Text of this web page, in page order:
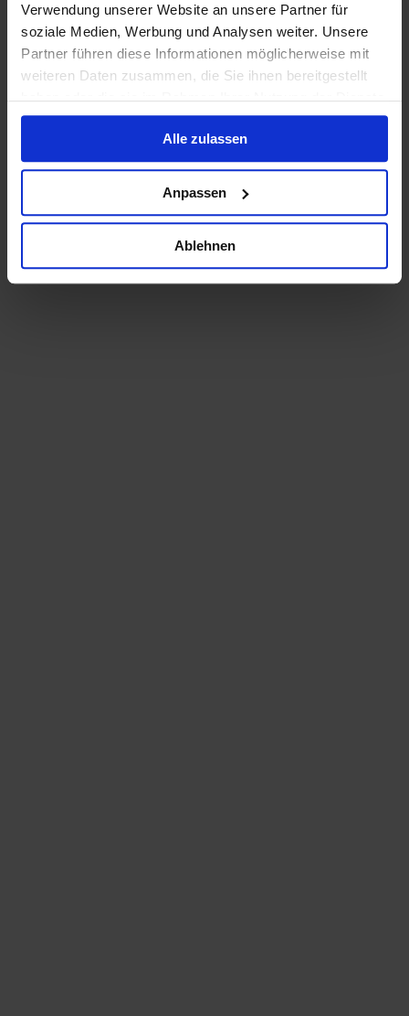
Verwendung unserer Website an unsere Partner für
soziale Medien, Werbung und Analysen weiter. Unsere
Partner führen diese Informationen möglicherweise mit
weiteren Daten zusammen, die Sie ihnen bereitgestellt
haben oder die sie im Rahmen Ihrer Nutzung der Dienste
gesammelt haben.
Alle zulassen
Anpassen
Ablehnen